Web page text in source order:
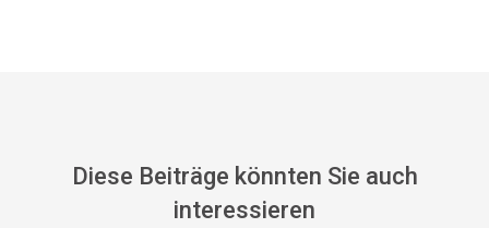
Diese Beiträge könnten Sie auch
interessieren